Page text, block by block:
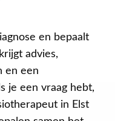
en bepaalt
advies,
en een
je een vraag hebt,
in Elst